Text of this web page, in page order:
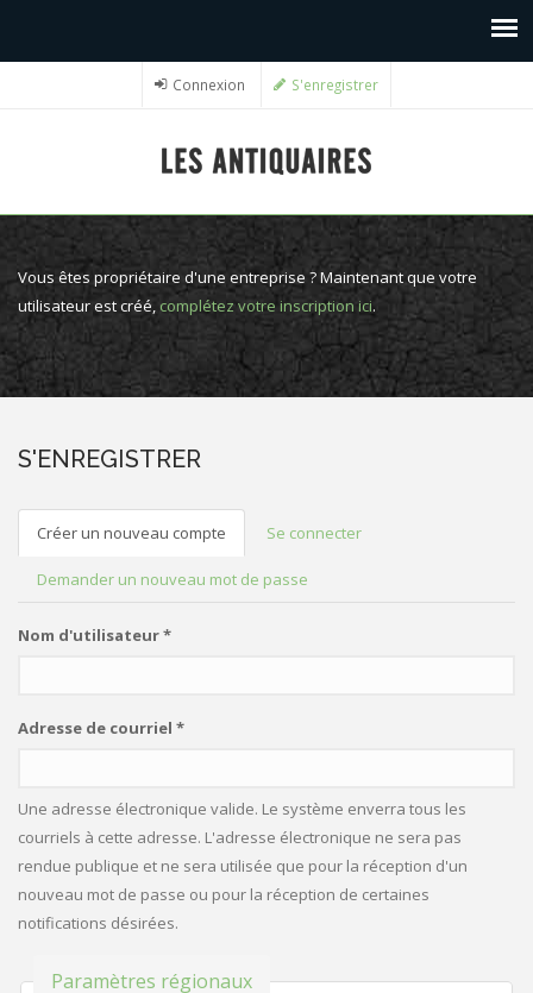
Connexion S'enregistrer
Vous êtes propriétaire d'une entreprise ? Maintenant que votre
utilisateur est créé, complétez votre inscription ici.
S'ENREGISTRER
ONGLETS PRINCIPAUX
Créer un nouveau compte (ongletSe connecter
Demander un nouveau mot de passe
Nom d'utilisateur*
Adresse de courriel *
Une adresse électronique valide. Le système enverra tous les
courriels à cette adresse. L'adresse électronique ne sera pas
rendue publique et ne sera utilisée que pour la réception d'un
nouveau mot de passe ou pour la réception de certaines
notifications désirées.
Masquer
Paramètres régionaux